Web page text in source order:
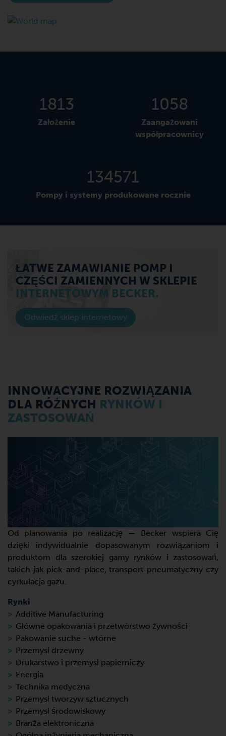
1885
Założenie
1100
Zaangażowani
współpracownicy
140000
Pompy i systemy produkowane rocznie
ŁATWE ZAMAWIANIE POMP I
CZĘŚCI ZAMIENNYCH W SKLEPIE
INTERNETOWYM BECKER.
Odwiedź sklep internetowy
INNOWACYJNE ROZWIĄZANIA
DLA RÓŻNYCH RYNKÓW I
ZASTOSOWAŃ
Od planowania po realizację — Becker wspiera Cię
dzięki indywidualnie dopasowanym rozwiązaniom i
produktom dla szerokiej gamy rynków i zastosowań,
takich jak pick-and-place, transport pneumatyczny czy
cyrkulacja gazu.
Rynki
Additive Manufacturing
Główne opakowania i przetwórstwo żywności
Pakowanie suche - wtórne
Przemysł drzewny
Drukarstwo i przemysł papierniczy
Energia
Technika medyczna
Przemysł tworzyw sztucznych
Przemysł środowiskowy
Branża elektroniczna